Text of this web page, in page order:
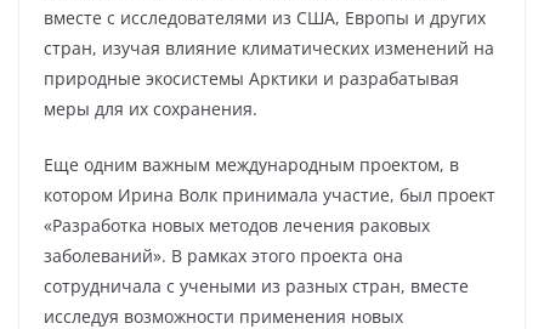
вместе с исследователями из США, Европы и других
стран, изучая влияние климатических изменений на
природные экосистемы Арктики и разрабатывая
меры для их сохранения.
Еще одним важным международным проектом, в
котором Ирина Волк принимала участие, был проект
«Разработка новых методов лечения раковых
заболеваний». В рамках этого проекта она
сотрудничала с учеными из разных стран, вместе
исследуя возможности применения новых